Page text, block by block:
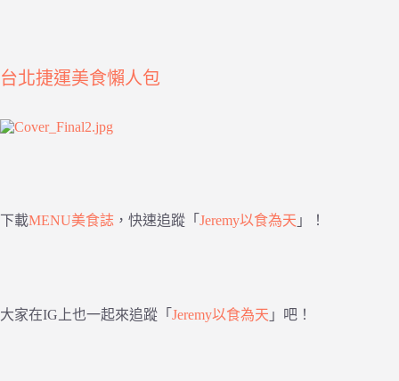
台北捷運美食懶人包
下載MENU美食誌 ，快速追蹤「 Jeremy以食為天 」！
大家在IG上也一起來追蹤「 Jeremy以食為天 」吧！